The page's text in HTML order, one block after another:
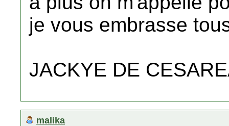
je vous embrasse
JACKYE DE
malika